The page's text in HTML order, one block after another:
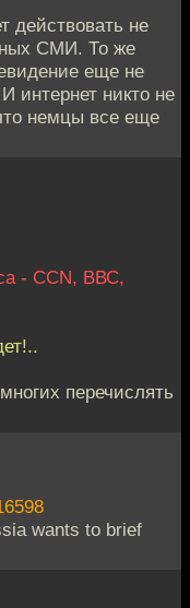
действовать не
СМИ. То же
еще не
интернет никто не
немцы все еще
- ССN, ВВС,
перечислять
wants to brief